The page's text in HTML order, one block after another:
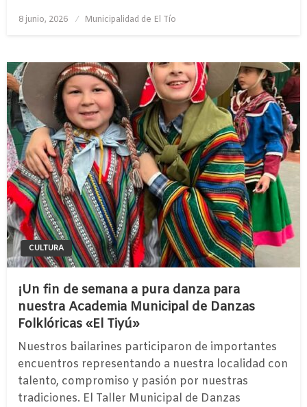
Publicado
el
8 junio, 2026 Municipalidad de El Tío
CULTURA
¡Un fin de semana a pura danza para
nuestra Academia Municipal de Danzas
Folklóricas «El Tiyú»
Nuestros bailarines participaron de importantes
encuentros representando a nuestra localidad con
talento, compromiso y pasión por nuestras
tradiciones. El Taller Municipal de Danzas